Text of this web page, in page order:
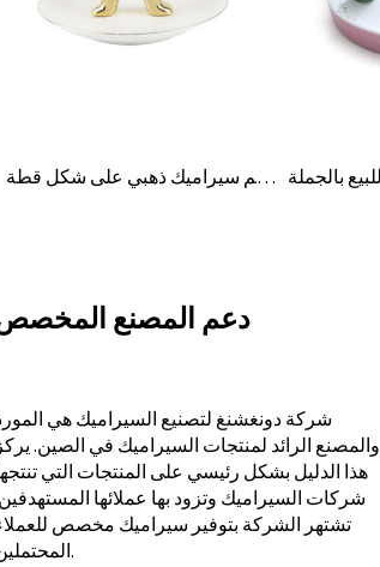
حامل أطباق مجوهرات على شكل خاتم سيراميك ذهبي على شكل قطة
دعم المصنع
شركة دونغشنغ لتصنيع السيراميك هي
والمصنع الرائد لمنتجات السيراميك في الصين.
هذا الدليل بشكل رئيسي على المنتجات التي
شركات السيراميك وتزود بها عملائها
تشتهر الشركة بتوفير سيراميك مخصص
المحتملين.